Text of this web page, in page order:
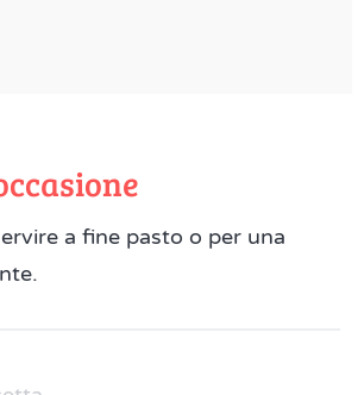
a fine pasto o per una